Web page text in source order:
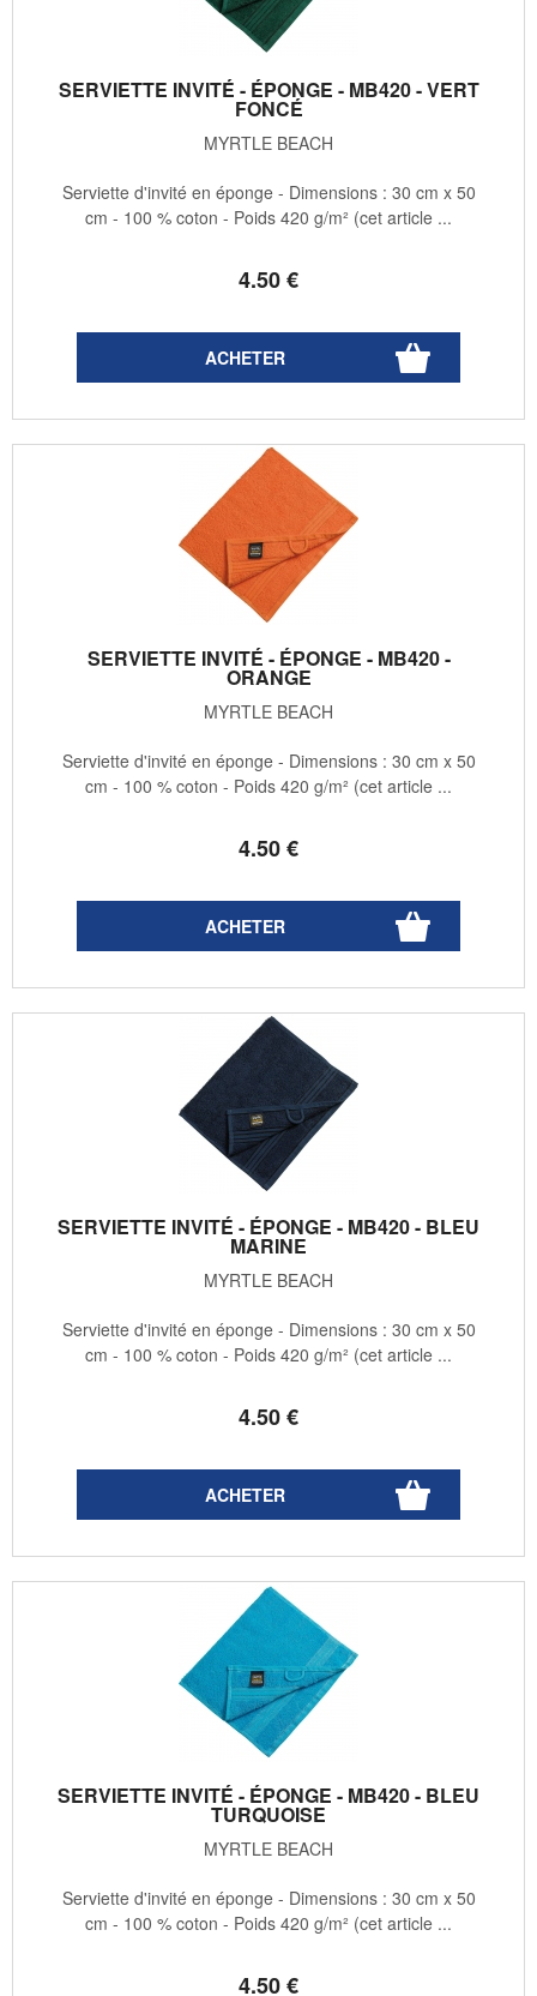
SERVIETTE INVITÉ - ÉPONGE - MB420 - VERT
FONCÉ
MYRTLE BEACH
4.50€
Serviette d'invité en éponge - Dimensions : 30 cm x 50
cm - 100 % coton - Poids 420 g/m² (cet article ...
SERVIETTE INVITÉ - ÉPONGE - MB420 -
ORANGE
MYRTLE BEACH
4.50€
Serviette d'invité en éponge - Dimensions : 30 cm x 50
cm - 100 % coton - Poids 420 g/m² (cet article ...
SERVIETTE INVITÉ - ÉPONGE - MB420 - BLEU
MARINE
MYRTLE BEACH
4.50€
Serviette d'invité en éponge - Dimensions : 30 cm x 50
cm - 100 % coton - Poids 420 g/m² (cet article ...
SERVIETTE INVITÉ - ÉPONGE - MB420 - BLEU
TURQUOISE
MYRTLE BEACH
4.50€
Serviette d'invité en éponge - Dimensions : 30 cm x 50
cm - 100 % coton - Poids 420 g/m² (cet article ...